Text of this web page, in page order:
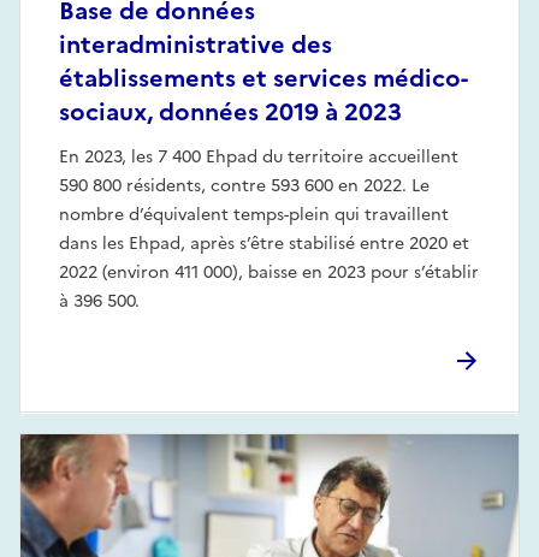
Base de données
interadministrative des
établissements et services médico-
sociaux, données 2019 à 2023
En 2023, les 7 400 Ehpad du territoire accueillent
590 800 résidents, contre 593 600 en 2022. Le
nombre d’équivalent temps-plein qui travaillent
dans les Ehpad, après s’être stabilisé entre 2020 et
2022 (environ 411 000), baisse en 2023 pour s’établir
à 396 500.